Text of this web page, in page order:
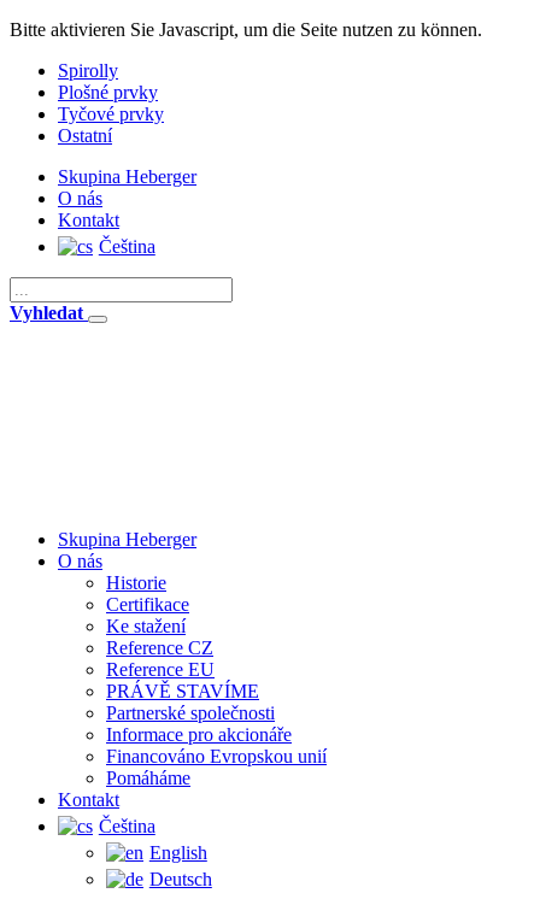
Bitte aktivieren Sie Javascript, um die Seite nutzen zu können.
Spirolly
Plošné prvky
Tyčové prvky
Ostatní
Skupina Heberger
O nás
Kontakt
Čeština
Vyhledat
Skupina Heberger
O nás
Historie
Certifikace
Ke stažení
Reference CZ
Reference EU
PRÁVĚ STAVÍME
Partnerské společnosti
Informace pro akcionáře
Financováno Evropskou unií
Pomáháme
Kontakt
Čeština
English
Deutsch